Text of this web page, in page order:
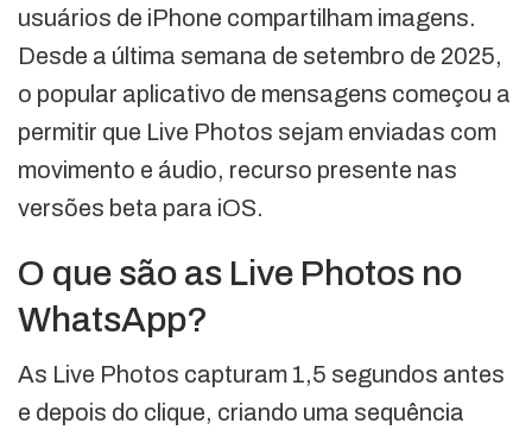
usuários de iPhone compartilham imagens.
Desde a última semana de setembro de 2025,
o popular aplicativo de mensagens começou a
permitir que Live Photos sejam enviadas com
movimento e áudio, recurso presente nas
versões beta para iOS.
O que são as Live Photos no
WhatsApp?
As Live Photos capturam 1,5 segundos antes
e depois do clique, criando uma sequência